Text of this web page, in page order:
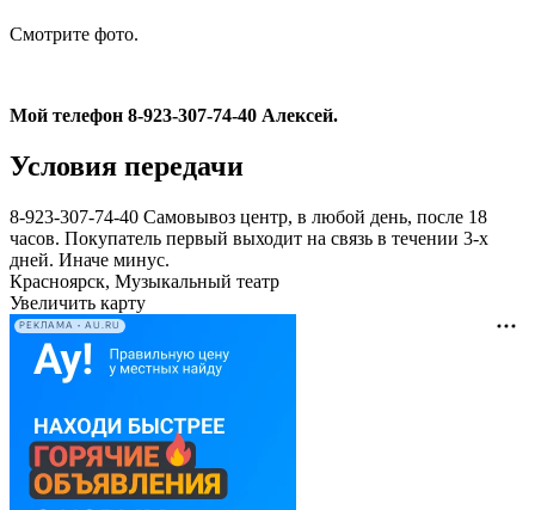
Смотрите фото.
Мой телефон 8-923-307-74-40 Алексей.
Условия передачи
8-923-307-74-40 Самовывоз центр, в любой день, после 18
часов. Покупатель первый выходит на связь в течении 3-х
дней. Иначе минус.
Красноярск, Музыкальный театр
Увеличить карту
РЕКЛАМА • AU.RU